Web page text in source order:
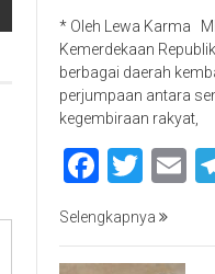
* Oleh Lewa Karma
Kemerdekaan
berbagai daerah
perjumpaan antara
kegembiraan rakyat,
Selengkapnya